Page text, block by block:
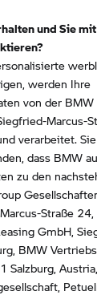
und Sie
werden Ihre
von der
Marcus-
verarbeitet.
dass BMW
zu den
Straße
GmbH,
BMW
Salzburg,